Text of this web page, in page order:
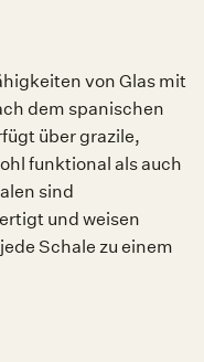
von Glas mit
dem spanischen
über grazile,
funktional als auch
sind
und weisen
Schale zu einem